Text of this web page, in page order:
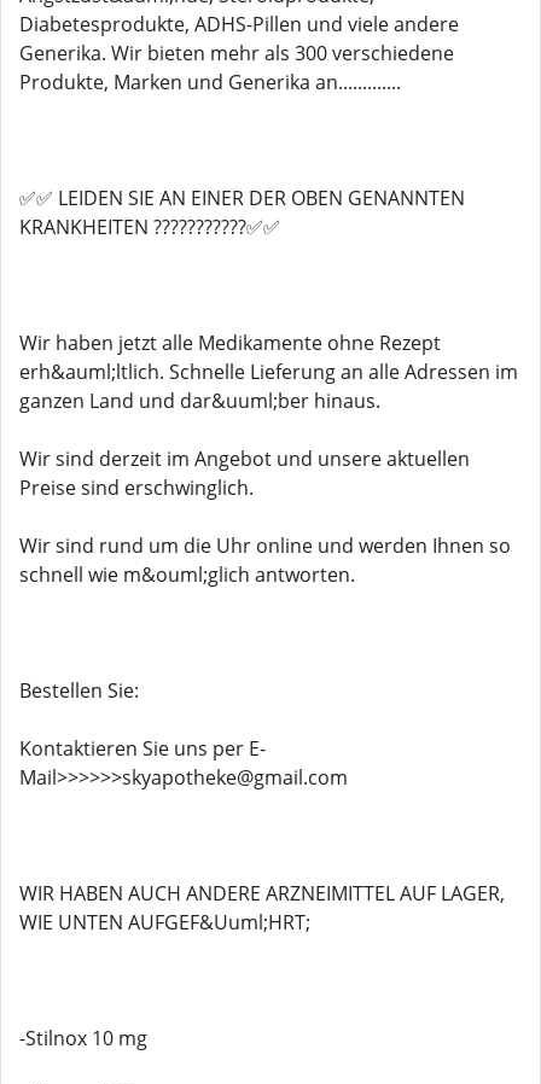
Diabetesprodukte, ADHS-Pillen und viele andere
Generika. Wir bieten mehr als 300 verschiedene
Produkte, Marken und Generika an.............
✅✅ LEIDEN SIE AN EINER DER OBEN GENANNTEN
KRANKHEITEN ???????????✅✅
Wir haben jetzt alle Medikamente ohne Rezept
erh&auml;ltlich. Schnelle Lieferung an alle Adressen im
ganzen Land und dar&uuml;ber hinaus.
Wir sind derzeit im Angebot und unsere aktuellen
Preise sind erschwinglich.
Wir sind rund um die Uhr online und werden Ihnen so
schnell wie m&ouml;glich antworten.
Bestellen Sie:
Kontaktieren Sie uns per E-
Mail>>>>>>skyapotheke@gmail.com
WIR HABEN AUCH ANDERE ARZNEIMITTEL AUF LAGER,
WIE UNTEN AUFGEF&Uuml;HRT;
-Stilnox 10 mg